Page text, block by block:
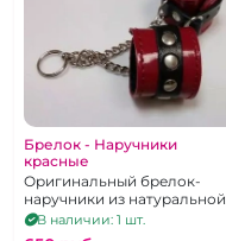
Брелок - Наручники
красные
Оригинальный брелок-
наручники из натуральной
кожи красного цвета с
черной вставкой и
В наличии: 1 шт.